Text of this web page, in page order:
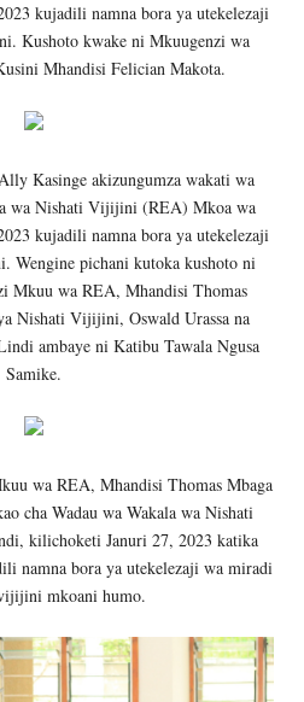
kujadili namna bora ya utekelezaji
Kushoto kwake ni Mkuugenzi wa
Mhandisi Felician Makota.
Kasinge akizungumza wakati wa
wa Nishati Vijijini (REA) Mkoa wa
kujadili namna bora ya utekelezaji
Wengine pichani kutoka kushoto ni
Mkuu wa REA, Mhandisi Thomas
Nishati Vijijini, Oswald Urassa na
ambaye ni Katibu Tawala Ngusa
Samike.
wa REA, Mhandisi Thomas Mbaga
cha Wadau wa Wakala wa Nishati
kilichoketi Januri 27, 2023 katika
namna bora ya utekelezaji wa miradi
mkoani humo.